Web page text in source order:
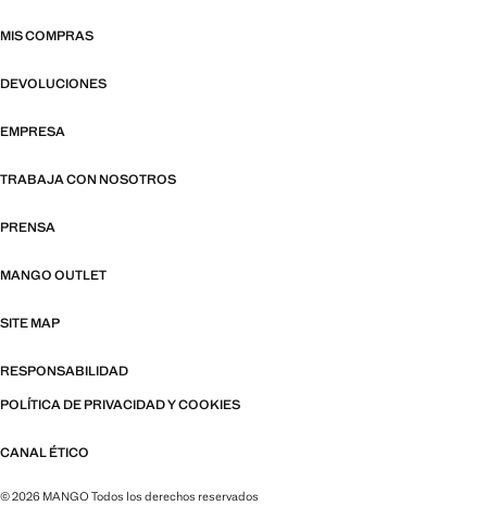
MIS COMPRAS
DEVOLUCIONES
EMPRESA
TRABAJA CON NOSOTROS
PRENSA
MANGO OUTLET
SITE MAP
RESPONSABILIDAD
POLÍTICA DE PRIVACIDAD Y COOKIES
CANAL ÉTICO
© 2026 MANGO Todos los derechos reservados